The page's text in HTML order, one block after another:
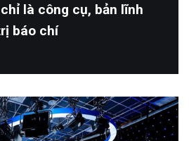
là công cụ, bản lĩnh
báo chí